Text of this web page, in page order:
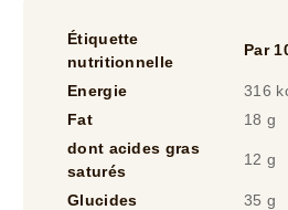
Étiquette
nutritionnelle
Par
Energie 316
Fat
18 g
dont acides gras
saturés
12 g
Glucides 35 g